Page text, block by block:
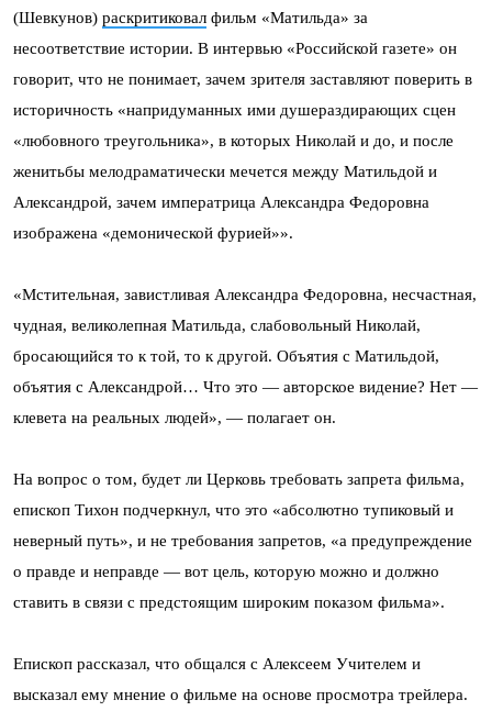
(Шевкунов) раскритиковал фильм «Матильда» за
несоответствие истории. В интервью «Российской газете» он
говорит, что не понимает, зачем зрителя заставляют поверить в
историчность «напридуманных ими душераздирающих сцен
«любовного треугольника», в которых Николай и до, и после
женитьбы мелодраматически мечется между Матильдой и
Александрой, зачем императрица Александра Федоровна
изображена «демонической фурией»».
«Мстительная, завистливая Александра Федоровна, несчастная,
чудная, великолепная Матильда, слабовольный Николай,
бросающийся то к той, то к другой. Объятия с Матильдой,
объятия с Александрой… Что это — авторское видение? Нет —
клевета на реальных людей», — полагает он.
На вопрос о том, будет ли Церковь требовать запрета фильма,
епископ Тихон подчеркнул, что это «абсолютно тупиковый и
неверный путь», и не требования запретов, «а предупреждение
о правде и неправде — вот цель, которую можно и должно
ставить в связи с предстоящим широким показом фильма».
Епископ рассказал, что общался с Алексеем Учителем и
высказал ему мнение о фильме на основе просмотра трейлера.